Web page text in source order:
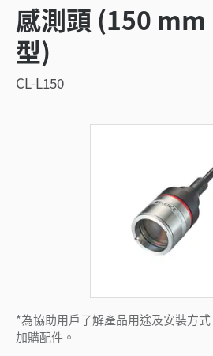
感測頭 (150
型)
CL-L150
*為協助用戶了解產品用途及安裝方
加購配件。